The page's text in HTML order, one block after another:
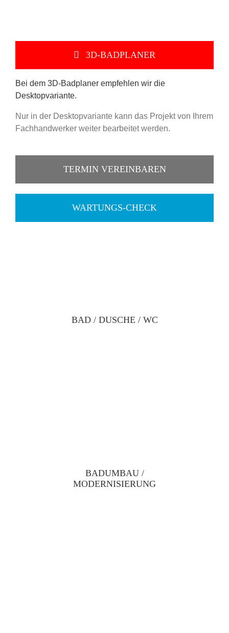
3D-BADPLANER
Bei dem 3D-Badplaner empfehlen wir die
Desktopvariante.
Nur in der Desktopvariante kann das Projekt von Ihrem
Fachhandwerker weiter bearbeitet werden.
TERMIN VEREINBAREN
WARTUNGS-CHECK
BAD / DUSCHE / WC
BADUMBAU /
MODERNISIERUNG